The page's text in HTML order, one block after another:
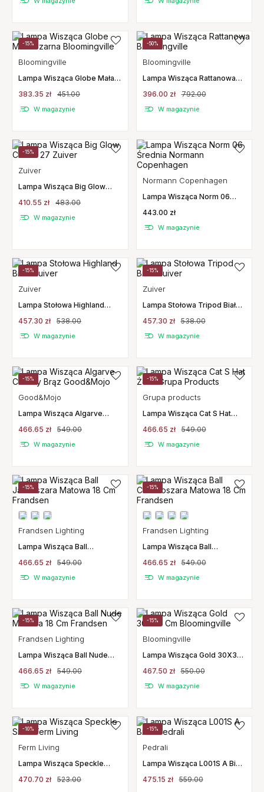
-15%
Bloomingville
Lampa Wisząca Globe Mała
383.35 zł 451.00
W magazynie
-50%
Bloomingville
Lampa Wisząca Rattanowa
396.00 zł 792.00
W magazynie
-15%
Zuiver
Lampa Wisząca Big Glow
410.55 zł 483.00
W magazynie
Normann Copenhagen
Lampa Wisząca Norm 06
Copenhagen
443.00 zł
W magazynie
-15%
Zuiver
Lampa Stołowa Highland
457.30 zł 538.00
W magazynie
-15%
Zuiver
Lampa Stołowa Tripod Biała
457.30 zł 538.00
W magazynie
-15%
Good&Mojo
Lampa Wisząca Algarve
466.65 zł 549.00
W magazynie
-15%
Grupa products
Lampa Wisząca Cat S Hat
466.65 zł 549.00
W magazynie
-15%
Frandsen Lighting
Lampa Wisząca Ball
Frandsen
466.65 zł 549.00
W magazynie
-15%
Frandsen Lighting
Lampa Wisząca Ball
Frandsen
466.65 zł 549.00
W magazynie
-15%
Frandsen Lighting
Lampa Wisząca Ball Nude
466.65 zł 549.00
W magazynie
-15%
Bloomingville
Lampa Wisząca Gold 30X38
467.50 zł 550.00
W magazynie
-10%
Ferm Living
Lampa Wisząca Speckle
470.70 zł 523.00
-15%
Pedrali
Lampa Wisząca L001S A Biała
475.15 zł 559.00